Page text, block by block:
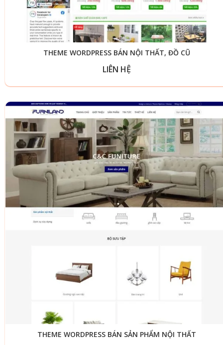
THEME WORDPRESS BÁN NỘI THẤT, ĐỒ CŨ
LIÊN HỆ
THEME WORDPRESS BÁN SẢN PHẨM NỘI THẤT